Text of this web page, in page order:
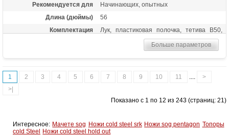
Рекомендуется для
Начинающих, опытных
Длина (дюймы)
56
Комплектация
Лук, пластиковая полочка, тетива В50,
шестигранники, чехол для лука, перчатка,
колчан для стрел, 6 фибергласовых
Материалы изделия
Рукоятка - алюминий, плечи - дерево с
Развлечение, спорт
Больше параметров
1 2 3 4 5 6 7 8 9 10 11
>
>|
Показано с 1 по 12 из 243 (страниц: 21)
Интересное: Мачете sog Ножи cold steel srk Ножи sog pentagon Топоры
cold Steel Ножи cold steel hold out